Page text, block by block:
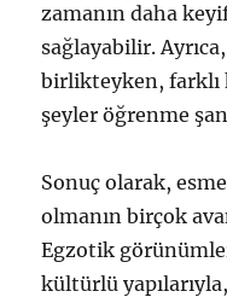
zamanın daha
sağlayabilir.
birlikteyken,
şeyler öğrenme
Sonuç olarak,
olmanın birçok
Egzotik
kültürlü